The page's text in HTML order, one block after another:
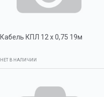
Кабель КПЛ 12 х 0,75 19м
НЕТ В НАЛИЧИИ